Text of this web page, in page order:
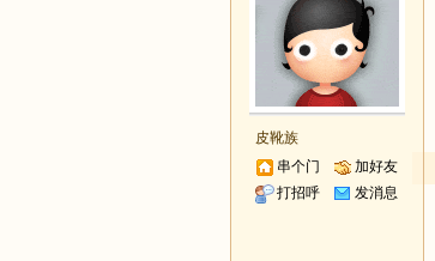
皮靴族
串个门
加好友
打招呼
发消息